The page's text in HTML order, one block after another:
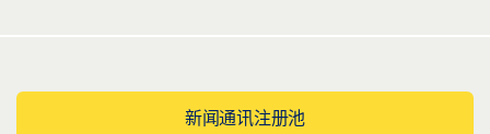
新闻通讯注册池